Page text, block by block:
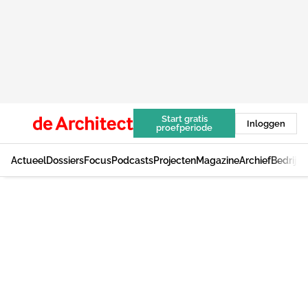
Start gratis
proefperiode
Inloggen
ActueelDossiersFocusPodcastsProjectenMagazineArchief